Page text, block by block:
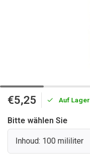
€5,25 Auf Lager
Bitte wählen Sie
Inhoud: 100 mililiter